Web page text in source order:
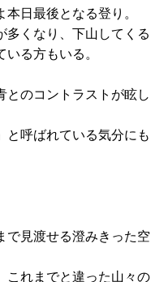
日最後となる登り。
多くなり、下山してくる
る方もいる。
とのコントラストが眩し
と呼ばれている気分にも
で見渡せる澄みきった空
これまでと違った山々の